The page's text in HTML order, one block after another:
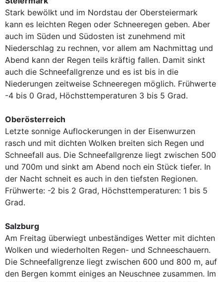
Stark bewölkt und im Nordstau der Obersteiermark
kann es leichten Regen oder Schneeregen geben. Aber
auch im Süden und Südosten ist zunehmend mit
Niederschlag zu rechnen, vor allem am Nachmittag und
Abend kann der Regen teils kräftig fallen. Damit sinkt
auch die Schneefallgrenze und es ist bis in die
Niederungen zeitweise Schneeregen möglich. Frühwerte
-4 bis 0 Grad, Höchsttemperaturen 3 bis 5 Grad.
Oberösterreich
Letzte sonnige Auflockerungen in der Eisenwurzen
rasch und mit dichten Wolken breiten sich Regen und
Schneefall aus. Die Schneefallgrenze liegt zwischen 500
und 700m und sinkt am Abend noch ein Stück tiefer. In
der Nacht schneit es auch in den tiefsten Regionen.
Frühwerte: -2 bis 2 Grad, Höchsttemperaturen: 1 bis 5
Grad.
Salzburg
Am Freitag überwiegt unbeständiges Wetter mit dichten
Wolken und wiederholten Regen- und Schneeschauern.
Die Schneefallgrenze liegt zwischen 600 und 800 m, auf
den Bergen kommt einiges an Neuschnee zusammen. Im